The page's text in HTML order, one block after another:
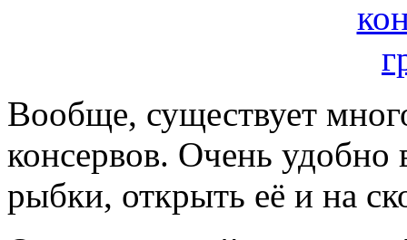
Вообще, существует
консервов. Очень удобно
рыбки, открыть её и на